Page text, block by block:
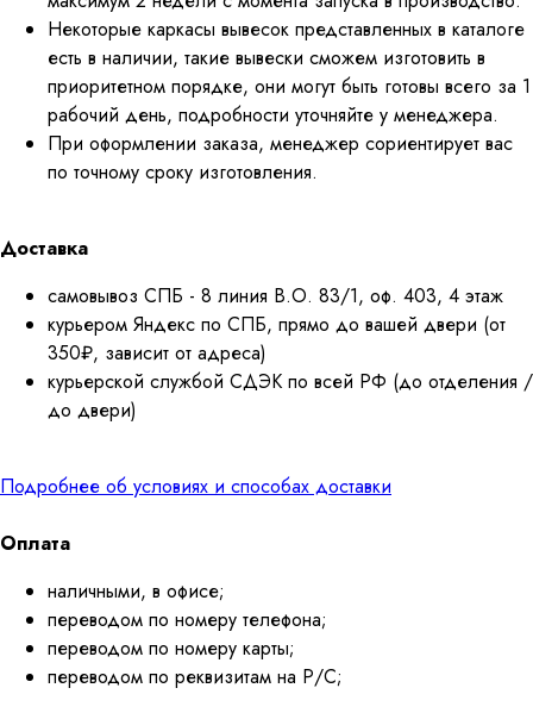
Некоторые каркасы вывесок представленных в каталоге
есть в наличии, такие вывески сможем изготовить в
приоритетном порядке, они могут быть готовы всего за 1
рабочий день, подробности уточняйте у менеджера.
При оформлении заказа, менеджер сориентирует вас
по точному сроку изготовления.
Доставка
самовывоз СПБ - 8 линия В.О. 83/1, оф. 403, 4 этаж
курьером Яндекс по СПБ, прямо до вашей двери (от
350₽, зависит от адреса)
курьерской службой СДЭК по всей РФ (до отделения /
до двери)
Подробнее об условиях и способах доставки
Оплата
наличными, в офисе;
переводом по номеру телефона;
переводом по номеру карты;
переводом по реквизитам на Р/С;